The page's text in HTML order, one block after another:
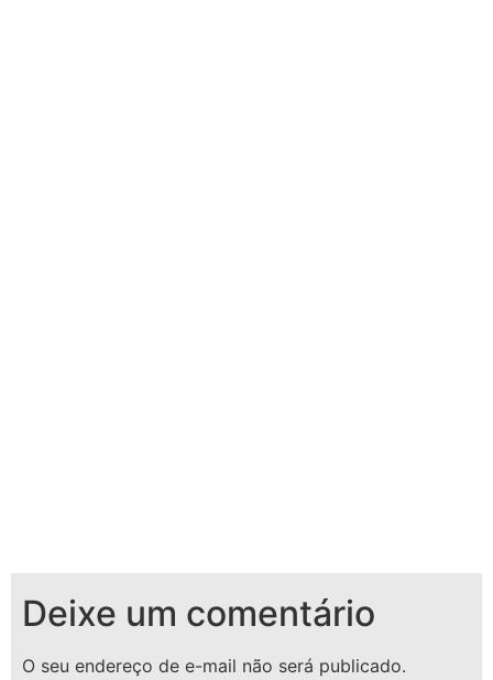
Deixe um comentário
O seu endereço de e-mail não será publicado.